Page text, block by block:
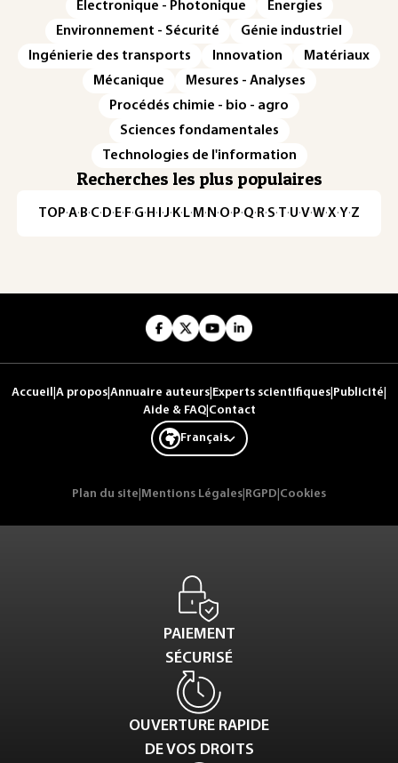
Électronique - Photonique
Énergies
Environnement - Sécurité
Génie industriel
Ingénierie des transports
Innovation
Matériaux
Mécanique
Mesures - Analyses
Procédés chimie - bio - agro
Sciences fondamentales
Technologies de l'information
Recherches les plus populaires
TOP·A·B·C· D· E· F·G· H · ·J· K· L· M · N ·O· P·Q· R·S·T·U·V·W·X·Y·Z
Accueil A propos Annuaire auteurs Experts scientifiques Publicité
Aide & FAQ| Contact
Français
Plan du site Mentions Légales RGPD Cookies
PAIEMENT
SÉCURISÉ
OUVERTURE RAPIDE
DE VOS DROITS